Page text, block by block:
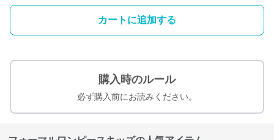
カートに追加する
購入時のルール
必ず購入前にお読みください。